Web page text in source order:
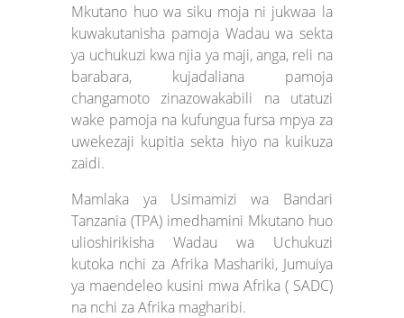
Mkutano huo wa siku moja ni jukwaa la
kuwakutanisha pamoja Wadau wa sekta
ya uchukuzi kwa njia ya maji, anga, reli na
barabara, kujadaliana pamoja
changamoto zinazowakabili na utatuzi
wake pamoja na kufungua fursa mpya za
uwekezaji kupitia sekta hiyo na kuikuza
zaidi.
Mamlaka ya Usimamizi wa Bandari
Tanzania (TPA) imedhamini Mkutano huo
ulioshirikisha Wadau wa Uchukuzi
kutoka nchi za Afrika Mashariki, Jumuiya
ya maendeleo kusini mwa Afrika ( SADC)
na nchi za Afrika magharibi.